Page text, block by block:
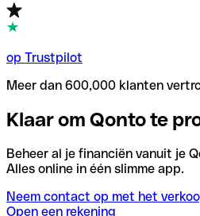
op Trustpilot
Meer dan 600,000 klanten
Klaar om Qonto te
Beheer al je financiën vanuit je
Alles online in één slimme app.
Neem contact op met het
Open een rekening